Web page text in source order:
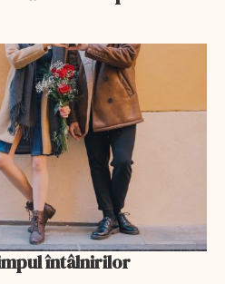
întâlnirilor